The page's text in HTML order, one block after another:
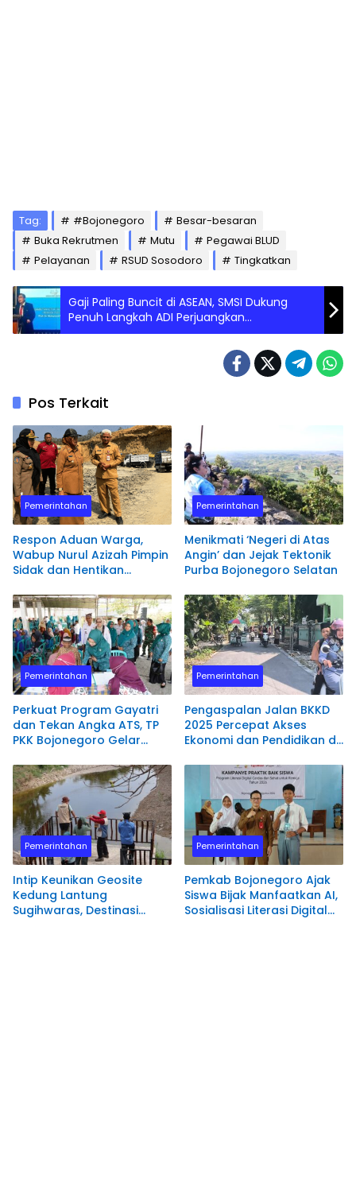
Tag: #Bojonegoro
Besar-besaran
Buka Rekrutmen
Mutu
Pegawai BLUD
Pelayanan
RSUD Sosodoro Tingkatkan
Gaji Paling Buncit di ASEAN, SMSI Dukung
Penuh Langkah ADI Perjuangkan
Kesejahteraan Dosen di MK
Pos Terkait
Pemerintahan
Respon Aduan Warga,
Wabup Nurul Azizah Pimpin
Sidak dan Hentikan
Tanah di Trucuk
Pemerintahan
Menikmati ‘Negeri di Atas
Angin’ dan Jejak Tektonik
Purba Bojonegoro Selatan
Pemerintahan
Perkuat Program Gayatri
dan Tekan Angka ATS, TP
PKK Bojonegoro Gelar
di Ngambon
Pemerintahan
Pengaspalan Jalan BKKD
2025 Percepat Akses
Ekonomi dan Pendidikan di
Pemerintahan
​Intip Keunikan Geosite
Kedung Lantung
Sugihwaras, Destinasi
Pemerintahan
Pemkab Bojonegoro Ajak
Siswa Bijak Manfaatkan AI,
Sosialisasi Literasi Digital